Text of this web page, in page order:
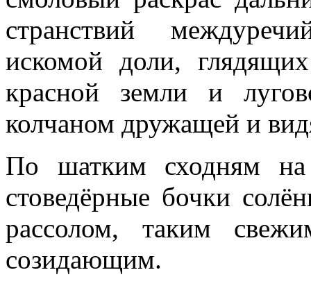
странствий
искомой доли,
красной земли и
колчаном дружащей и
По шатким сходням на
стоведёрные бочки
рассолом, таким
созидающим.